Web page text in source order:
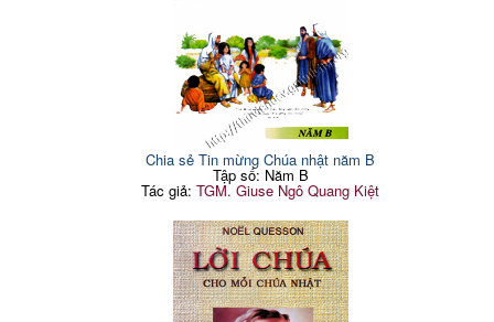
Chia sẻ Tin mừng Chúa nhật năm B
Tập số: Năm B
Tác giả:TGM. Giuse Ngô Quang Kiệt